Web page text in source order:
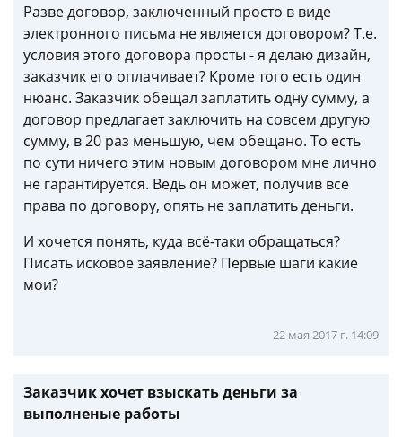
Разве договор, заключенный просто в виде
электронного письма не является договором? Т.е.
условия этого договора просты - я делаю дизайн,
заказчик его оплачивает? Кроме того есть один
нюанс. Заказчик обещал заплатить одну сумму, а
договор предлагает заключить на совсем другую
сумму, в 20 раз меньшую, чем обещано. То есть
по сути ничего этим новым договором мне лично
не гарантируется. Ведь он может, получив все
права по договору, опять не заплатить деньги.
И хочется понять, куда всё-таки обращаться?
Писать исковое заявление? Первые шаги какие
мои?
22 мая 2017 г. 14:09
Заказчик хочет взыскать деньги за
выполненые работы